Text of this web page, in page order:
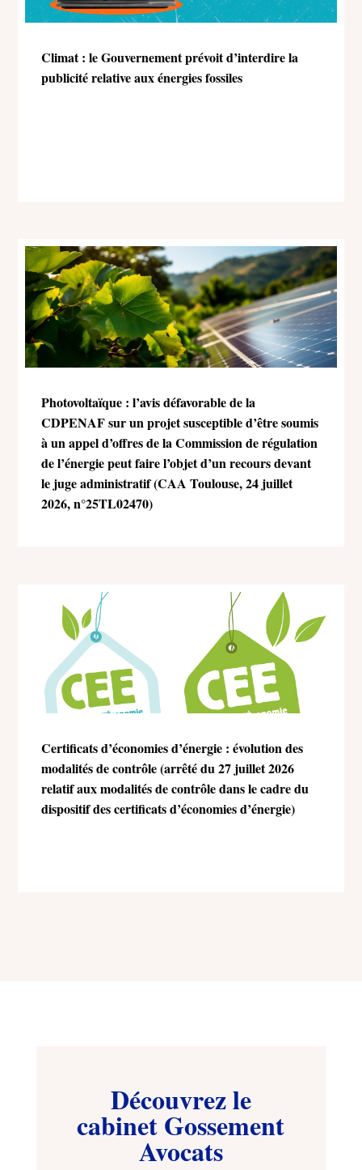
Climat : le Gouvernement prévoit d’interdire la
publicité relative aux énergies fossiles
Photovoltaïque : l’avis défavorable de la
CDPENAF sur un projet susceptible d’être soumis
à un appel d’offres de la Commission de régulation
de l’énergie peut faire l’objet d’un recours devant
le juge administratif (CAA Toulouse, 24 juillet
2026, n°25TL02470)
Certificats d’économies d’énergie : évolution des
modalités de contrôle (arrêté du 27 juillet 2026
relatif aux modalités de contrôle dans le cadre du
dispositif des certificats d’économies d’énergie)
Découvrez le
cabinet Gossement
Avocats